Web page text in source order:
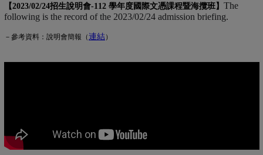
【2023/02/24招生說明會-112 學年度國際文憑課程暨海攬班】 The
following is the record of the 2023/02/24 admission briefing.
－參考資料：說明會簡報（連結(另開新視窗)
）